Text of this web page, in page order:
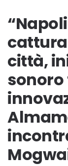
città,
sonoro